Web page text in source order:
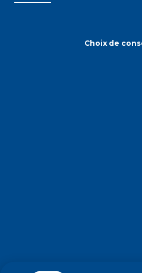
Choix de